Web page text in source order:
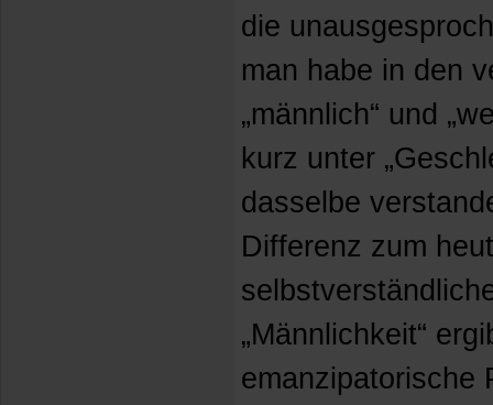
die
man habe in den
„männlich“ und
kurz unter
dasselbe
Differenz zum
„Männlichkeit“
emanzipatorische